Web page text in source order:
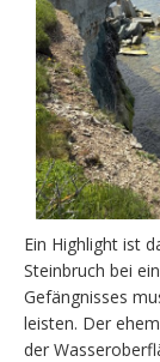
Ein Highlight ist
Steinbruch bei
Gefängnisses
leisten. Der
der